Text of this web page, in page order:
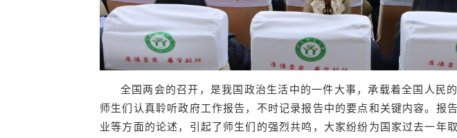
全国两会的召开，是我国政治生活中的一件大事，承载着全国人民
师生们认真聆听政府工作报告，不时记录报告中的要点和关键内容。报
业等方面的论述，引起了师生们的强烈共鸣，大家纷纷为国家过去一年